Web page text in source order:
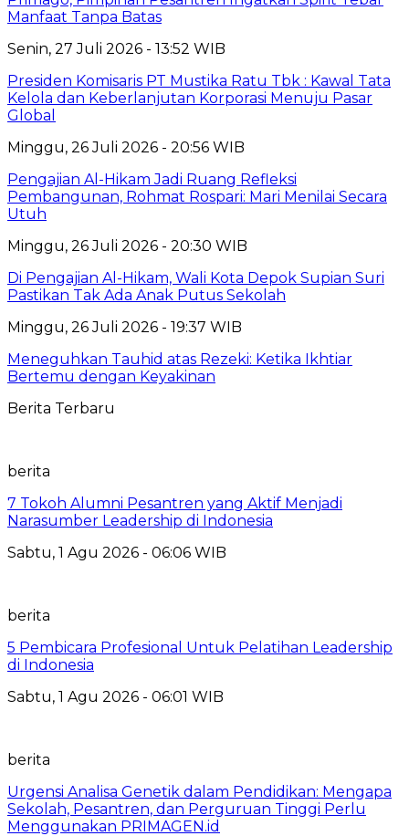
Manfaat Tanpa Batas
Senin, 27 Juli 2026 - 13:52 WIB
Presiden Komisaris PT Mustika Ratu Tbk : Kawal Tata
Kelola dan Keberlanjutan Korporasi Menuju Pasar
Global
Minggu, 26 Juli 2026 - 20:56 WIB
Pengajian Al-Hikam Jadi Ruang Refleksi
Pembangunan, Rohmat Rospari: Mari Menilai Secara
Utuh
Minggu, 26 Juli 2026 - 20:30 WIB
Di Pengajian Al-Hikam, Wali Kota Depok Supian Suri
Pastikan Tak Ada Anak Putus Sekolah
Minggu, 26 Juli 2026 - 19:37 WIB
Meneguhkan Tauhid atas Rezeki: Ketika Ikhtiar
Bertemu dengan Keyakinan
Berita Terbaru
berita
7 Tokoh Alumni Pesantren yang Aktif Menjadi
Narasumber Leadership di Indonesia
Sabtu, 1 Agu 2026 - 06:06 WIB
berita
5 Pembicara Profesional Untuk Pelatihan Leadership
di Indonesia
Sabtu, 1 Agu 2026 - 06:01 WIB
berita
Urgensi Analisa Genetik dalam Pendidikan: Mengapa
Sekolah, Pesantren, dan Perguruan Tinggi Perlu
Menggunakan PRIMAGEN.id